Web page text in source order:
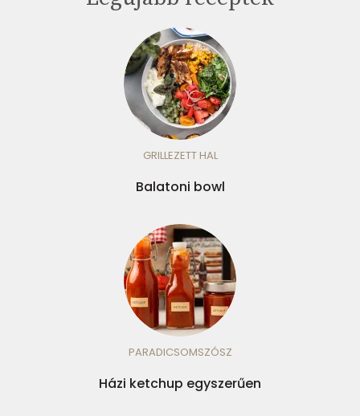
GRILLEZETT HAL
Balatoni bowl
PARADICSOMSZÓSZ
Házi ketchup egyszerűen